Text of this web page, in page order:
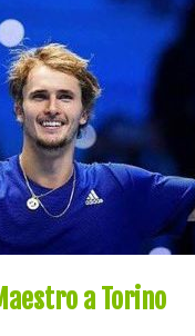
a Torino